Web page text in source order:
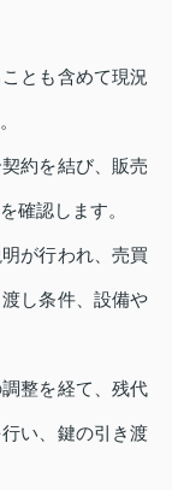
とも含めて現況
約を結び、販売
確認します。
が行われ、売買
し条件、設備や
整を経て、残代
い、鍵の引き渡